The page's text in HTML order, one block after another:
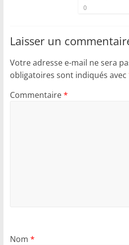
0
Laisser un
Votre adresse e-mail ne sera
obligatoires sont indiqués avec
Commentaire*
Nom *